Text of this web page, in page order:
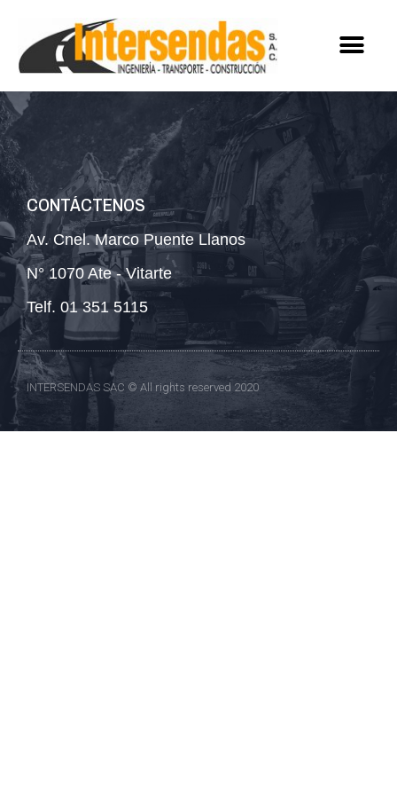
CONTÁCTENOS
Av. Cnel. Marco Puente Llanos
N° 1070 Ate - Vitarte
Telf. 01 351 5115
INTERSENDAS SAC © All rights reserved 2020